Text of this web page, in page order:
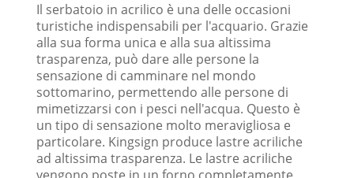
Il serbatoio in acrilico è una delle occasioni
turistiche indispensabili per l'acquario. Grazie
alla sua forma unica e alla sua altissima
trasparenza, può dare alle persone la
sensazione di camminare nel mondo
sottomarino, permettendo alle persone di
mimetizzarsi con i pesci nell'acqua. Questo è
un tipo di sensazione molto meravigliosa e
particolare. Kingsign produce lastre acriliche
ad altissima trasparenza. Le lastre acriliche